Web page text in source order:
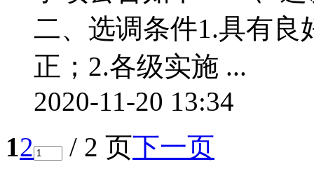
二、选调条件1.具有
正；2.各级实施 ...
2020-11-20 13:34
12 / 2 页下一页